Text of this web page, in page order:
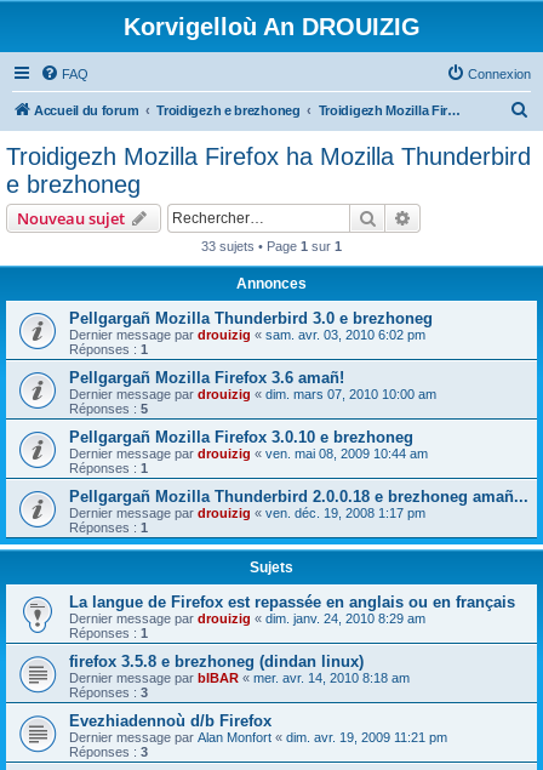
Korvigelloù An DROUIZIG
FAQ Connexion
Accueil du forum Troidigezh e brezhoneg Troidigezh Mozilla Firefox ha Mozilla Thunderbird e brezhoneg
Troidigezh Mozilla Firefox ha Mozilla Thunderbird
e brezhoneg
Nouveau sujet Rechercher
33 sujets • Page 1 sur 1
Annonces
Pellgargañ Mozilla Thunderbird 3.0 e brezhoneg
Dernier message par drouizig « sam. avr. 03, 2010 6:02 pm
Réponses : 1
Pellgargañ Mozilla Firefox 3.6 amañ!
Dernier message par drouizig « dim. mars 07, 2010 10:00 am
Réponses : 5
Pellgargañ Mozilla Firefox 3.0.10 e brezhoneg
Dernier message par drouizig « ven. mai 08, 2009 10:44 am
Réponses : 1
Pellgargañ Mozilla Thunderbird 2.0.0.18 e brezhoneg amañ...
Dernier message par drouizig « ven. déc. 19, 2008 1:17 pm
Réponses : 1
Sujets
La langue de Firefox est repassée en anglais ou en français
Dernier message par drouizig « dim. janv. 24, 2010 8:29 am
Réponses : 1
firefox 3.5.8 e brezhoneg (dindan linux)
Dernier message par bIBAR « mer. avr. 14, 2010 8:18 am
Réponses : 3
Evezhiadennoù d/b Firefox
Dernier message par Alan Monfort « dim. avr. 19, 2009 11:21 pm
Réponses : 3